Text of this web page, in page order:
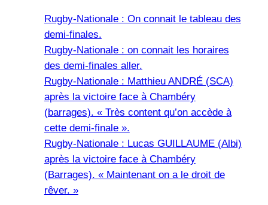
Rugby-Nationale : On connait le tableau des
demi-finales.
Rugby-Nationale : on connait les horaires
des demi-finales aller.
Rugby-Nationale : Matthieu ANDRÉ (SCA)
après la victoire face à Chambéry
(barrages). « Très content qu’on accède à
cette demi-finale ».
Rugby-Nationale : Lucas GUILLAUME (Albi)
après la victoire face à Chambéry
(Barrages). « Maintenant on a le droit de
rêver. »